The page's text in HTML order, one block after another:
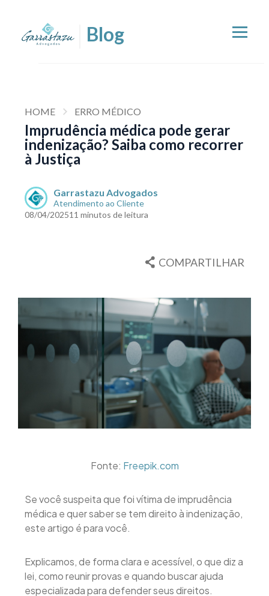
HOME ERRO MÉDICO
Imprudência médica pode gerar
indenização? Saiba como recorrer
à Justiça
Garrastazu Advogados
Atendimento ao Cliente
08/04/202511 minutos de leitura
COMPARTILHAR
Fonte: Freepik.com
Se você suspeita que foi vítima de imprudência
médica e quer saber se tem direito à indenização,
este artigo é para você.
Explicamos, de forma clara e acessível, o que diz a
lei, como reunir provas e quando buscar ajuda
especializada para defender seus direitos.